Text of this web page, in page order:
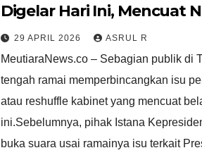
Digelar Hari Ini, Mencuat
KSAD Dudung
hingga Ketum KSPSI
Hidayat ‎
29 APRIL 2026 ASRUL R
MeutiaraNews.co – Sebagian publik di
tengah ramai memperbincangkan isu
atau reshuffle kabinet yang mencuat
ini.‎‎Sebelumnya, pihak Istana
buka suara usai ramainya isu terkait